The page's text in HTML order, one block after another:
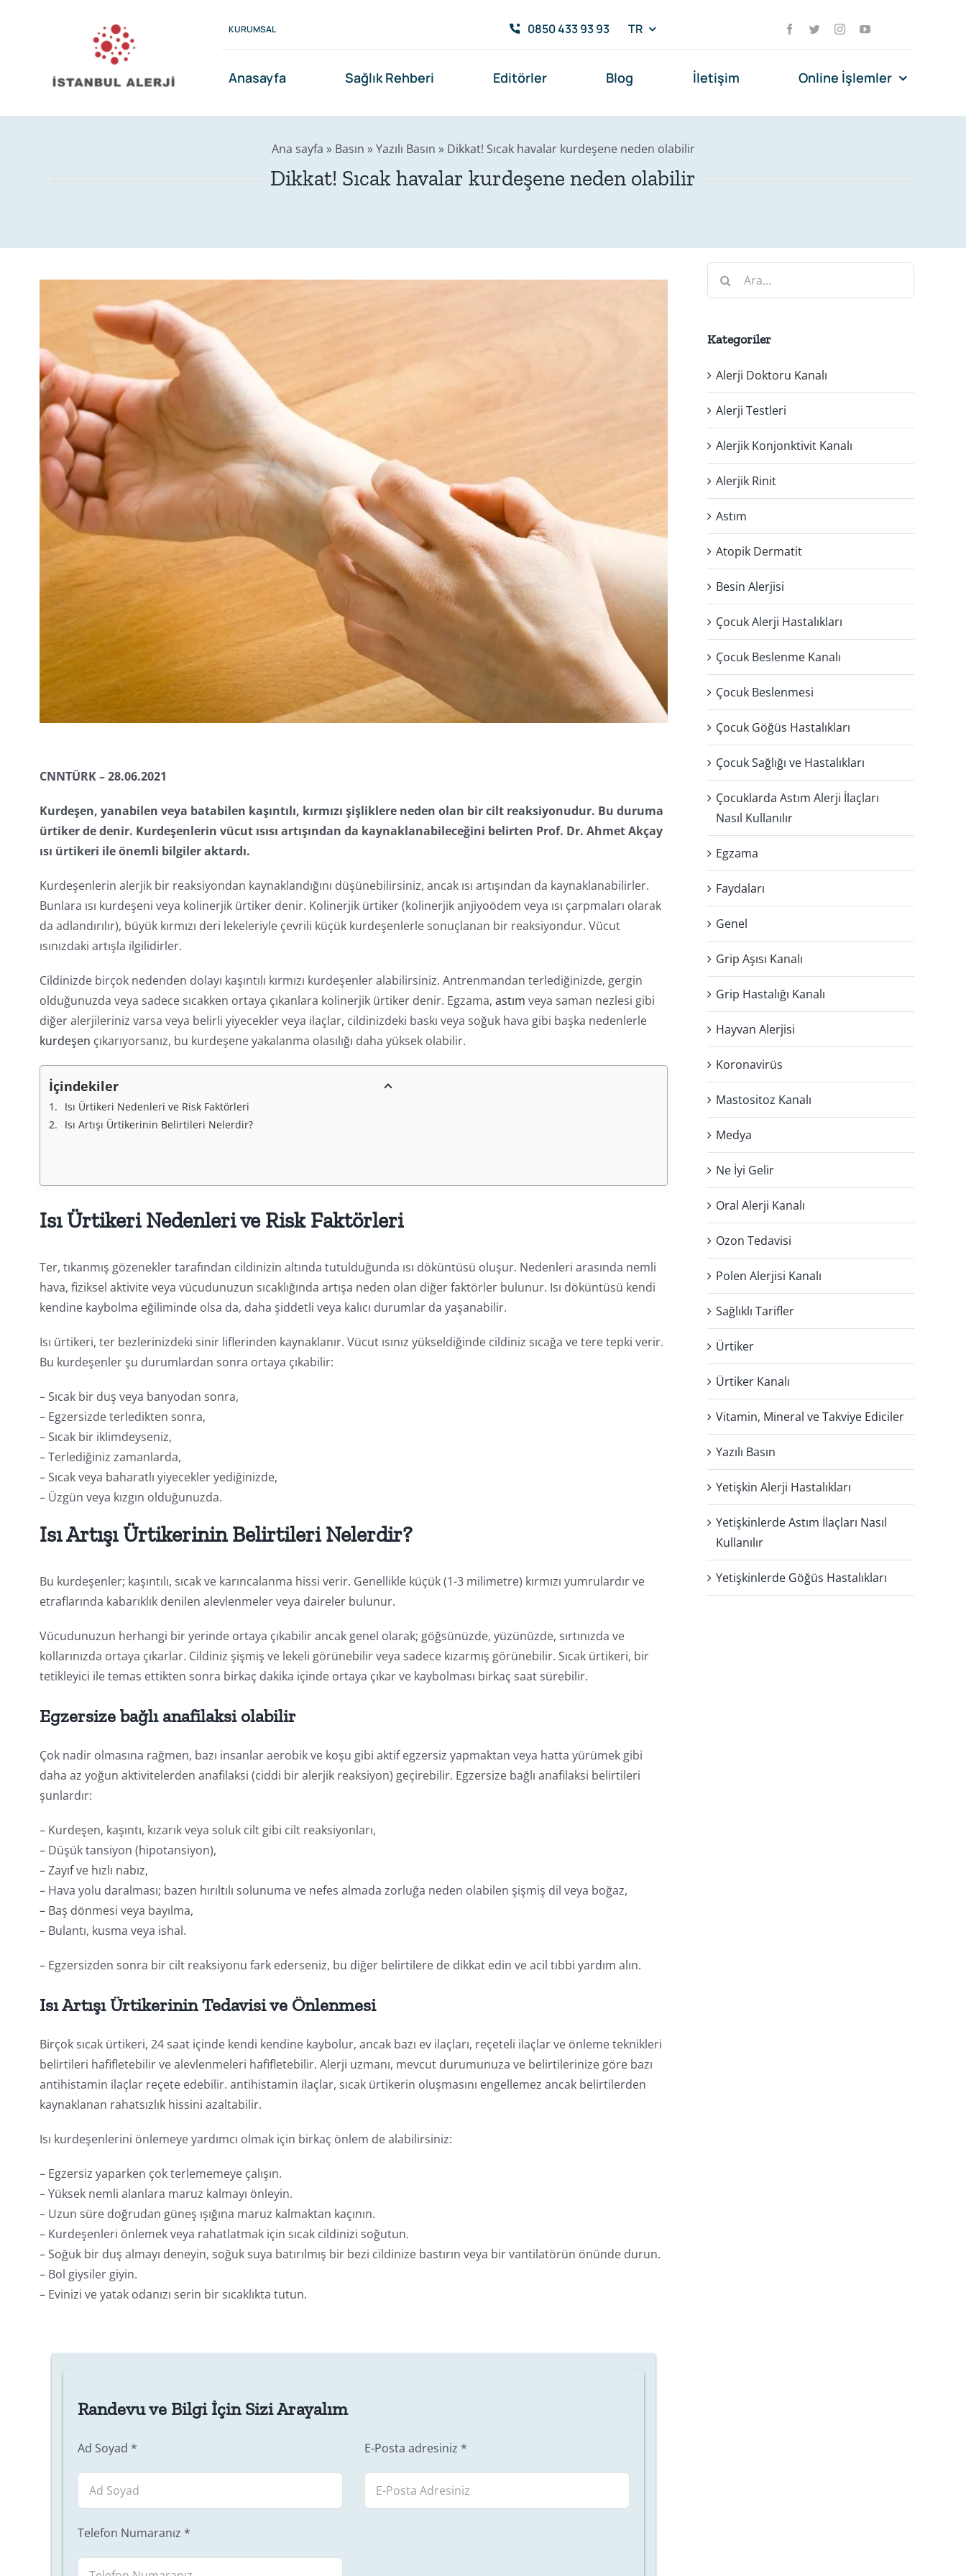
KURUMSAL 0850 433 93 93 TR
Anasayfa Sağlık Rehberi Editörler Blog İletişim Online İşlemler
Ana sayfa » Basın »Yazılı Basın » Dikkat! Sıcak havalar kurdeşene neden olabilir
Dikkat! Sıcak havalar kurdeşene neden olabilir
CNNTÜRK – 28.06.2021
Kurdeşen, yanabilen veya batabilen kaşıntılı, kırmızı şişliklere neden olan bir cilt reaksiyonudur. Bu duruma
ürtiker de denir. Kurdeşenlerin vücut ısısı artışından da kaynaklanabileceğini belirten Prof. Dr. Ahmet Akçay
ısı ürtikeri ile önemli bilgiler aktardı.
Kurdeşenlerin alerjik bir reaksiyondan kaynaklandığını düşünebilirsiniz, ancak ısı artışından da kaynaklanabilirler.
Bunlara ısı kurdeşeni veya kolinerjik ürtiker denir. Kolinerjik ürtiker (kolinerjik anjiyoödem veya ısı çarpmaları olarak
da adlandırılır), büyük kırmızı deri lekeleriyle çevrili küçük kurdeşenlerle sonuçlanan bir reaksiyondur. Vücut
ısınızdaki artışla ilgilidirler.
Cildinizde birçok nedenden dolayı kaşıntılı kırmızı kurdeşenler alabilirsiniz. Antrenmandan terlediğinizde, gergin
olduğunuzda veya sadece sıcakken ortaya çıkanlara kolinerjik ürtiker denir. Egzama,astım veya saman nezlesi gibi
diğer alerjileriniz varsa veya belirli yiyecekler veya ilaçlar, cildinizdeki baskı veya soğuk hava gibi başka nedenlerle
kurdeşen çıkarıyorsanız, bu kurdeşene yakalanma olasılığı daha yüksek olabilir.
İçindekiler
Isı Ürtikeri Nedenleri ve Risk Faktörleri
Isı Artışı Ürtikerinin Belirtileri Nelerdir?
Isı Ürtikeri Nedenleri ve Risk Faktörleri
Ter, tıkanmış gözenekler tarafından cildinizin altında tutulduğunda ısı döküntüsü oluşur. Nedenleri arasında nemli
hava, fiziksel aktivite veya vücudunuzun sıcaklığında artışa neden olan diğer faktörler bulunur. Isı döküntüsü kendi
kendine kaybolma eğiliminde olsa da, daha şiddetli veya kalıcı durumlar da yaşanabilir.
Isı ürtikeri, ter bezlerinizdeki sinir liflerinden kaynaklanır. Vücut ısınız yükseldiğinde cildiniz sıcağa ve tere tepki verir.
Bu kurdeşenler şu durumlardan sonra ortaya çıkabilir:
– Sıcak bir duş veya banyodan sonra,
– Egzersizde terledikten sonra,
– Sıcak bir iklimdeyseniz,
– Terlediğiniz zamanlarda,
– Sıcak veya baharatlı yiyecekler yediğinizde,
– Üzgün veya kızgın olduğunuzda.
Isı Artışı Ürtikerinin Belirtileri Nelerdir?
Bu kurdeşenler; kaşıntılı, sıcak ve karıncalanma hissi verir. Genellikle küçük (1-3 milimetre) kırmızı yumrulardır ve
etraflarında kabarıklık denilen alevlenmeler veya daireler bulunur.
Vücudunuzun herhangi bir yerinde ortaya çıkabilir ancak genel olarak; göğsünüzde, yüzünüzde, sırtınızda ve
kollarınızda ortaya çıkarlar. Cildiniz şişmiş ve lekeli görünebilir veya sadece kızarmış görünebilir. Sıcak ürtikeri, bir
tetikleyici ile temas ettikten sonra birkaç dakika içinde ortaya çıkar ve kaybolması birkaç saat sürebilir.
Egzersize bağlı anafilaksi olabilir
Çok nadir olmasına rağmen, bazı insanlar aerobik ve koşu gibi aktif egzersiz yapmaktan veya hatta yürümek gibi
daha az yoğun aktivitelerden anafilaksi (ciddi bir alerjik reaksiyon) geçirebilir. Egzersize bağlı anafilaksi belirtileri
şunlardır:
– Kurdeşen, kaşıntı, kızarık veya soluk cilt gibi cilt reaksiyonları,
– Düşük tansiyon (hipotansiyon),
– Zayıf ve hızlı nabız,
– Hava yolu daralması; bazen hırıltılı solunuma ve nefes almada zorluğa neden olabilen şişmiş dil veya boğaz,
– Baş dönmesi veya bayılma,
– Bulantı, kusma veya ishal.
– Egzersizden sonra bir cilt reaksiyonu fark ederseniz, bu diğer belirtilere de dikkat edin ve acil tıbbi yardım alın.
Isı Artışı Ürtikerinin Tedavisi ve Önlenmesi
Birçok sıcak ürtikeri, 24 saat içinde kendi kendine kaybolur, ancak bazı ev ilaçları, reçeteli ilaçlar ve önleme teknikleri
belirtileri hafifletebilir ve alevlenmeleri hafifletebilir. Alerji uzmanı, mevcut durumunuza ve belirtilerinize göre bazı
antihistamin ilaçlar reçete edebilir. antihistamin ilaçlar, sıcak ürtikerin oluşmasını engellemez ancak belirtilerden
kaynaklanan rahatsızlık hissini azaltabilir.
Isı kurdeşenlerini önlemeye yardımcı olmak için birkaç önlem de alabilirsiniz:
– Egzersiz yaparken çok terlememeye çalışın.
– Yüksek nemli alanlara maruz kalmayı önleyin.
– Uzun süre doğrudan güneş ışığına maruz kalmaktan kaçının.
– Kurdeşenleri önlemek veya rahatlatmak için sıcak cildinizi soğutun.
– Soğuk bir duş almayı deneyin, soğuk suya batırılmış bir bezi cildinize bastırın veya bir vantilatörün önünde durun.
– Bol giysiler giyin.
– Evinizi ve yatak odanızı serin bir sıcaklıkta tutun.
Randevu ve Bilgi İçin Sizi Arayalım
Ad Soyad * E-Posta adresiniz *
Telefon Numaranız *
Kategoriler
Alerji Doktoru Kanalı
Alerji Testleri
Alerjik Konjonktivit Kanalı
Alerjik Rinit
Astım
Atopik Dermatit
Besin Alerjisi
Çocuk Alerji Hastalıkları
Çocuk Beslenme Kanalı
Çocuk Beslenmesi
Çocuk Göğüs Hastalıkları
Çocuk Sağlığı ve Hastalıkları
Çocuklarda Astım Alerji İlaçları
Nasıl Kullanılır
Egzama
Faydaları
Genel
Grip Aşısı Kanalı
Grip Hastalığı Kanalı
Hayvan Alerjisi
Koronavirüs
Mastositoz Kanalı
Medya
Ne İyi Gelir
Oral Alerji Kanalı
Ozon Tedavisi
Polen Alerjisi Kanalı
Sağlıklı Tarifler
Ürtiker
Ürtiker Kanalı
Vitamin, Mineral ve Takviye Ediciler
Yazılı Basın
Yetişkin Alerji Hastalıkları
Yetişkinlerde Astım İlaçları Nasıl
Kullanılır
Yetişkinlerde Göğüs Hastalıkları